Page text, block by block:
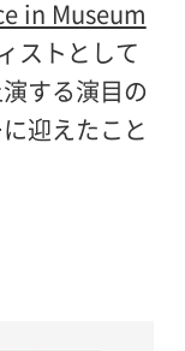
in Museum
ストとして
する演目の
迎えたこと